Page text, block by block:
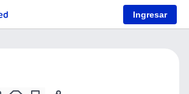
Ingresar